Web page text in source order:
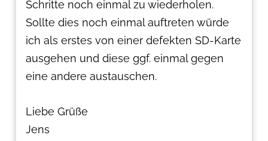
Schritte noch einmal zu wiederholen.
Sollte dies noch einmal auftreten würde
ich als erstes von einer defekten SD-Karte
ausgehen und diese ggf. einmal gegen
eine andere austauschen.
Liebe Grüße
Jens